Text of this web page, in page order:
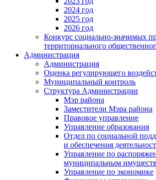
2024 год
2025 год
2026 год
Конкурс социально-значимых
территориального
Администрация
Администрация
Оценка регулирующего
Муниципальный контроль
Структура Администрации
Мэр района
Заместители Мэра района
Правовое управление
Управление образования
Отдел по социальной
и обеспечения
Управление по
муниципальным
Управление по экономике